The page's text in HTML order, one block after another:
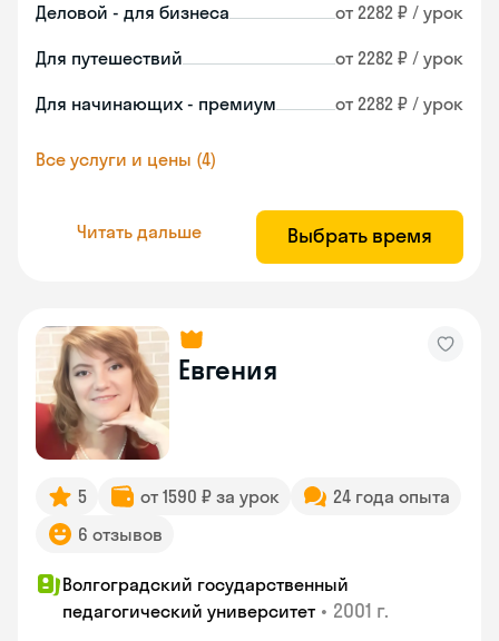
Деловой - для бизнеса от 2282 ₽ / урок
Для путешествий от 2282 ₽ / урок
Для начинающих - премиум от 2282 ₽ / урок
Все услуги и цены (4)
Читать дальше Выбрать время
Евгения
5 от 1590 ₽ за урок
24 года опыта
6 отзывов
Волгоградский государственный
педагогический университет • 2001 г.